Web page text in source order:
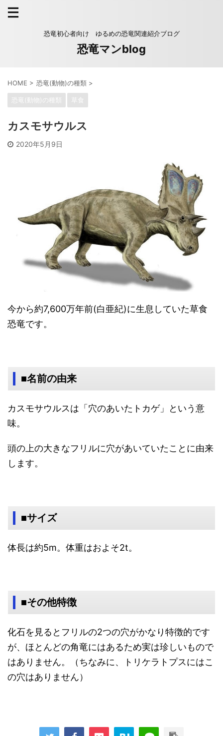
恐竜初心者向け ゆるめの恐竜関連紹介ブログ
恐竜マンblog
HOME > 恐竜(動物)の種類 >
恐竜(動物)の種類 草食
カスモサウルス
2020年5月9日
今から約7,600万年前(白亜紀)に生息していた草食
恐竜です。
■名前の由来
カスモサウルスは「穴のあいたトカゲ」という意
味。
頭の上の大きなフリルに穴があいていたことに由来
します。
■サイズ
体長は約5m。体重はおよそ2t。
■その他特徴
化石を見るとフリルの2つの穴がかなり特徴的です
が、ほとんどの角竜にはあるため実は珍しいもので
はありません。（ちなみに、トリケラトプスにはこ
の穴はありません）